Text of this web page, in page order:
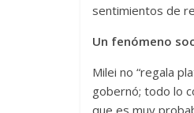
sentimientos de
Un fenómeno
Milei no “regala
gobernó; todo lo
que es muy